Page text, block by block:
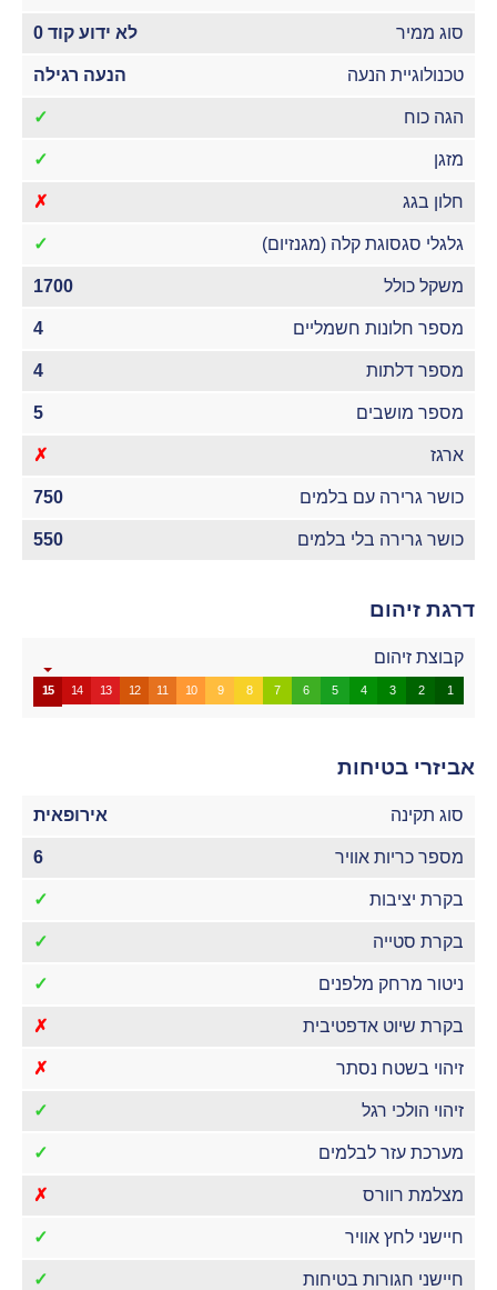
סוג ממיר לא ידוע קוד 0
טכנולוגיית הנעה הנעה רגילה
הגה כוח ✓
מזגן ✓
חלון בגג ✗
גלגלי סגסוגת קלה (מגנזיום) ✓
משקל כולל 1700
מספר חלונות חשמליים 4
מספר דלתות 4
מספר מושבים 5
ארגז ✗
כושר גרירה עם בלמים 750
כושר גרירה בלי בלמים 550
דרגת זיהום
קבוצת זיהום
1
2
3
4
5
6
7
8
9
10
11
12
13
14
15
אביזרי בטיחות
סוג תקינה אירופאית
מספר כריות אוויר 6
בקרת יציבות ✓
בקרת סטייה ✓
ניטור מרחק מלפנים ✓
בקרת שיוט אדפטיבית ✗
זיהוי בשטח נסתר ✗
זיהוי הולכי רגל ✓
מערכת עזר לבלמים ✓
מצלמת רוורס ✗
חיישני לחץ אוויר ✓
חיישני חגורות בטיחות ✓